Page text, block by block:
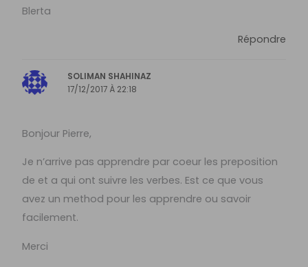
Blerta
Répondre
SOLIMAN SHAHINAZ
17/12/2017 À 22:18
Bonjour Pierre,
Je n’arrive pas apprendre par coeur les preposition
de et a qui ont suivre les verbes. Est ce que vous
avez un method pour les apprendre ou savoir
facilement.
Merci